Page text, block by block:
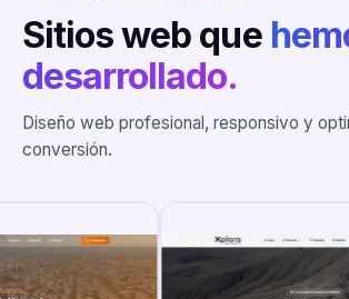
Sitios web que
desarrollado.
Diseño web profesional, responsivo y
conversión.